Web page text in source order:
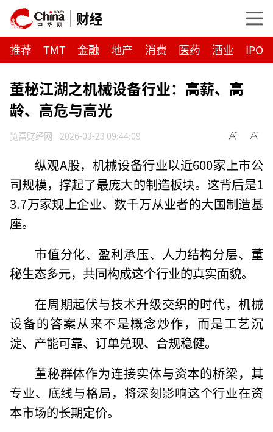
财经
推荐 TMT 金融 地产 消费 医药 酒业 IPO
董秘江湖之机械设备行业：高薪、高
龄、高危与高光
览富财经网 2026-03-23 09:44:09
纵观A股，机械设备行业以近600家上市公
司规模，撑起了最庞大的制造板块。这背后是1
3.7万家规上企业、数千万从业者的大国制造基
座。
市值分化、盈利承压、人力结构分层、董
秘生态多元，共同构成这个行业的真实面貌。
在周期起伏与技术升级交织的时代，机械
设备的答案从来不是概念炒作，而是工艺沉
淀、产能可靠、订单兑现、合规稳健。
董秘群体作为连接实体与资本的桥梁，其
专业、底线与格局，将深刻影响这个行业在资
本市场的长期定价。